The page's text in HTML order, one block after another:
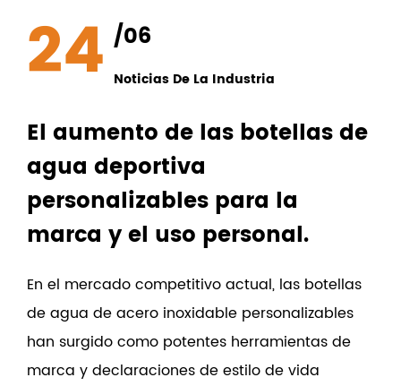
24 /06
Noticias De La Industria
El aumento de las botellas de
agua deportiva
personalizables para la
marca y el uso personal.
En el mercado competitivo actual, las botellas
de agua de acero inoxidable personalizables
han surgido como potentes herramientas de
marca y declaraciones de estilo de vida